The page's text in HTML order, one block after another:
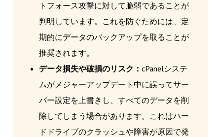
トフォース攻撃に対して脆弱であることが
判明しています。これを防ぐためには、定
期的にデータのバックアップを取ることが
推奨されます。
データ損失や破損のリスク： cPanelシステ
ムがメジャーアップデート中に誤ってサー
バー設定を上書きし、すべてのデータを削
除してしまう場合があります。これはハー
ドドライブのクラッシュや障害が原因で発